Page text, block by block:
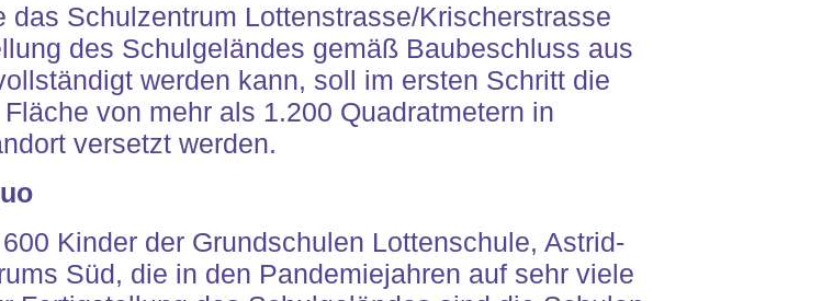
Schulzentrum Lottenstrasse/Krischerstrasse
des Schulgeländes gemäß Baubeschluss aus
werden kann, soll im ersten Schritt die
von mehr als 1.200 Quadratmetern in
versetzt werden.
Kinder der Grundschulen Lottenschule, Astrid-
Süd, die in den Pandemiejahren auf sehr viele